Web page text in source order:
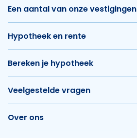
Een aantal van onze vestigingen
Hypotheek en rente
Bereken je hypotheek
Veelgestelde vragen
Over ons